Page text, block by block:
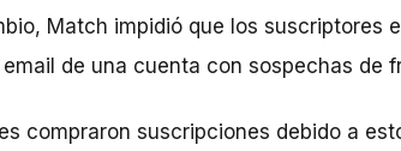
Match impidió que los suscriptores
de una cuenta con sospechas de
compraron suscripciones debido a